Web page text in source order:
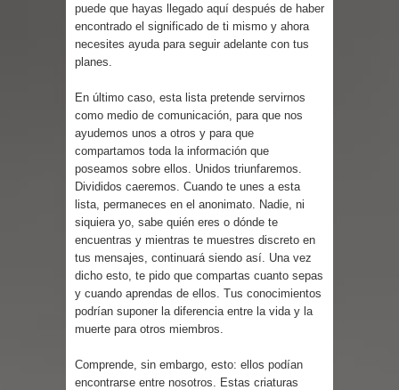
puede que hayas llegado aquí después de haber
encontrado el significado de ti mismo y ahora
necesites ayuda para seguir adelante con tus
planes.
En último caso, esta lista pretende servirnos
como medio de comunicación, para que nos
ayudemos unos a otros y para que
compartamos toda la información que
poseamos sobre ellos. Unidos triunfaremos.
Divididos caeremos. Cuando te unes a esta
lista, permaneces en el anonimato. Nadie, ni
siquiera yo, sabe quién eres o dónde te
encuentras y mientras te muestres discreto en
tus mensajes, continuará siendo así. Una vez
dicho esto, te pido que compartas cuanto sepas
y cuando aprendas de ellos. Tus conocimientos
podrían suponer la diferencia entre la vida y la
muerte para otros miembros.
Comprende, sin embargo, esto: ellos podían
encontrarse entre nosotros. Estas criaturas